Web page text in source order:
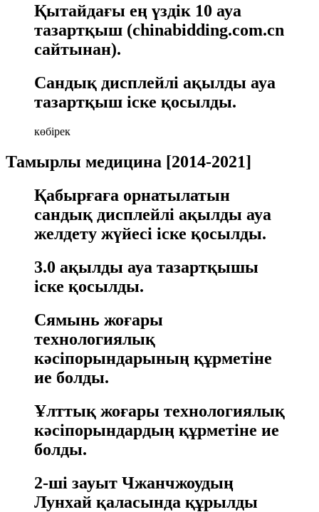
Қытайдағы ең үздік 10 ауа
тазартқыш (chinabidding.com.cn
сайтынан).
Сандық дисплейлі ақылды ауа
тазартқыш іске қосылды.
көбірек
Тамырлы медицина [2014-2021]
Қабырғаға орнатылатын
сандық дисплейлі ақылды ауа
желдету жүйесі іске қосылды.
3.0 ақылды ауа тазартқышы
іске қосылды.
Сямынь жоғары
технологиялық
кәсіпорындарының құрметіне
ие болды.
Ұлттық жоғары технологиялық
кәсіпорындардың құрметіне ие
болды.
2-ші зауыт Чжанчжоудың
Лунхай қаласында құрылды